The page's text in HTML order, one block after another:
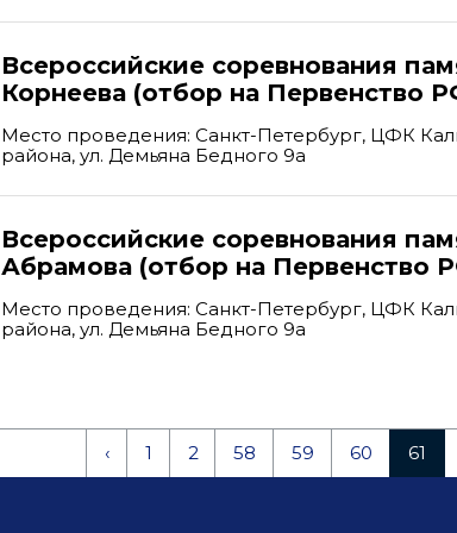
Всероссийские соревнования
Корнеева (отбор на Первенство
Место проведения: Санкт-Петербург, ЦФК
района, ул. Демьяна Бедного 9а
Всероссийские соревнования
Абрамова (отбор на Первенство
Место проведения: Санкт-Петербург, ЦФК
района, ул. Демьяна Бедного 9а
‹ 1 2 58 59 60 61